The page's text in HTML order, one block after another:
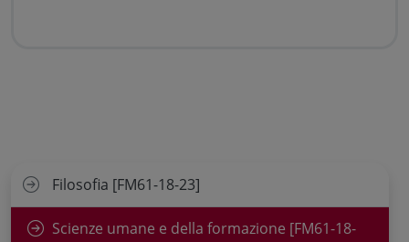
Filosofia [FM61-18-23]
Scienze umane e della formazione [FM61-18-